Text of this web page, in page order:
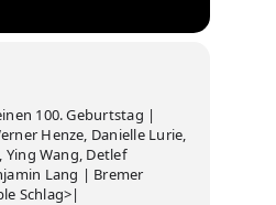
100. Geburtstag |
Henze, Danielle Lurie,
Ying Wang, Detlef
Lang | Bremer
Schlag>|